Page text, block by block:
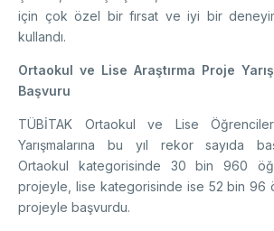
için çok özel bir fırsat ve iyi bir
kullandı.
Ortaokul ve Lise Araştırma Proje
Başvuru
TÜBİTAK Ortaokul ve Lise
Yarışmalarına bu yıl rekor sayıda
Ortaokul kategorisinde 30 bin 960
projeyle, lise kategorisinde ise 52 bin 96
projeyle başvurdu.